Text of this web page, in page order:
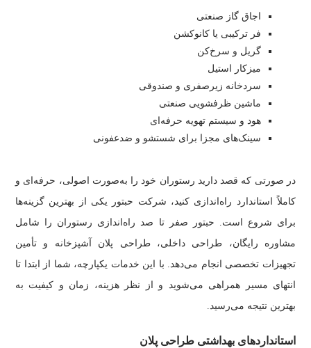
اجاق گاز صنعتی
فر ترکیبی یا کانوکشن
گریل و سرخ‌کن
میزکار استیل
سردخانه زیرصفری و صندوقی
ماشین ظرفشویی صنعتی
هود و سیستم تهویه حرفه‌ای
سینک‌های مجزا برای شستشو و ضدعفونی
در صورتی که قصد دارید رستوران خود را به‌صورت اصولی، حرفه‌ای و
کاملاً استاندارد راه‌اندازی کنید، شرکت حبتور یکی از بهترین گزینه‌ها
برای شروع است. حبتور صفر تا صد راه‌اندازی رستوران را شامل
مشاوره رایگان، طراحی داخلی، طراحی پلان آشپزخانه و تأمین
تجهیزات تخصصی انجام می‌دهد. با این خدمات یکپارچه، شما از ابتدا تا
انتهای مسیر همراهی می‌شوید و از نظر هزینه، زمان و کیفیت به
بهترین نتیجه می‌رسید.
استانداردهای بهداشتی طراحی پلان